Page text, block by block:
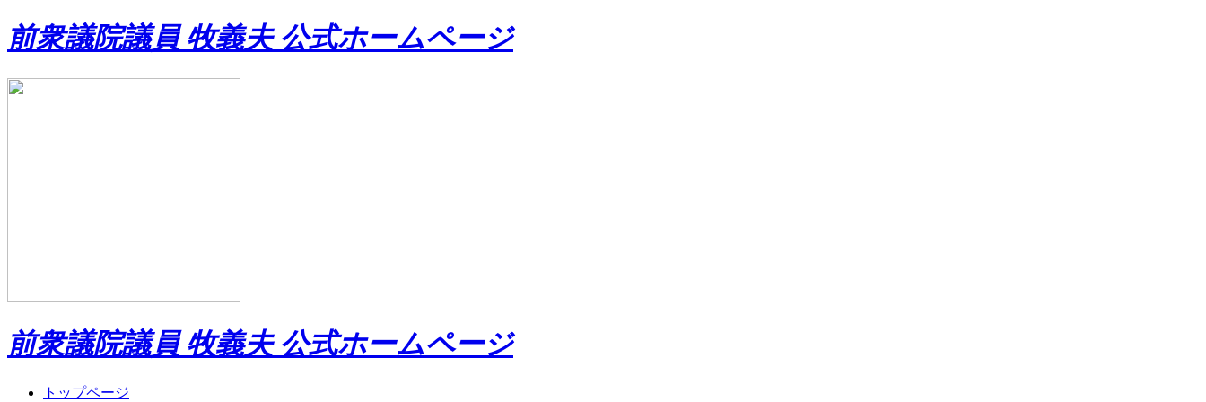
前衆議院議員 牧義夫 公式ホームページ
前衆議院議員 牧義夫 公式ホームページ
トップページ